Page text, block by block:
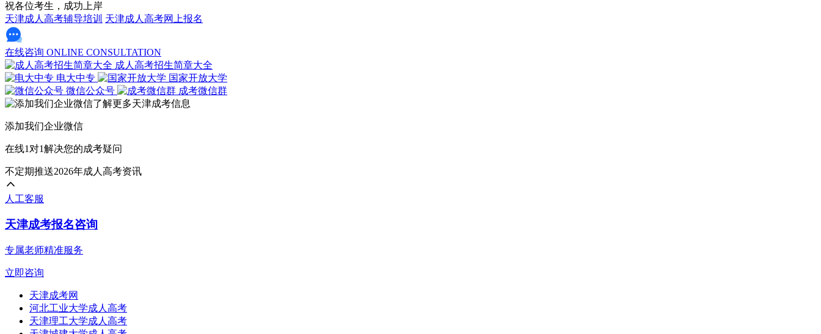
祝各位考生，成功上岸
天津成人高考辅导培训 天津成人高考网上报名
在线咨询 ONLINE CONSULTATION
成人高考招生简章大全
电大中专
国家开放大学
微信公众号
成考微信群
添加我们企业微信
在线1对1解决您的成考疑问
不定期推送2026年成人高考资讯
人工客服
天津成考报名咨询
专属老师精准服务
立即咨询
天津成考网
河北工业大学成人高考
天津理工大学成人高考